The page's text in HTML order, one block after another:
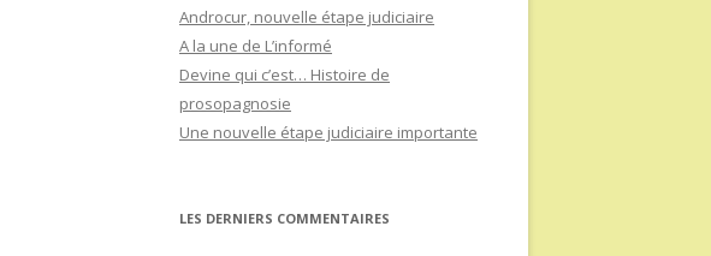
Androcur, nouvelle étape judiciaire
A la une de L’informé
Devine qui c’est… Histoire de
prosopagnosie
Une nouvelle étape judiciaire importante
LES DERNIERS COMMENTAIRES